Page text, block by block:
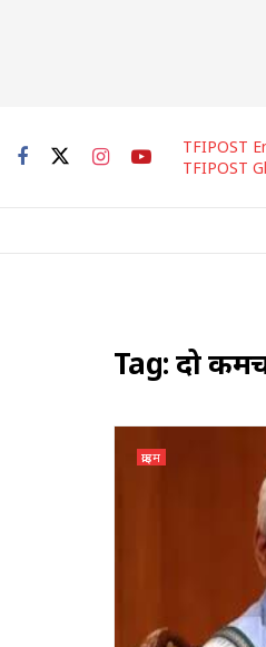
TFIPOST
TFIPOST
Tag:दो
क्राइम